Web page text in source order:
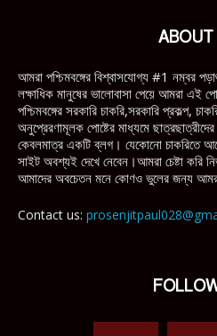
আমরা পশ্চিমবঙ্গের বিশ্বাসযোগ্য #1 নম্বর
লক্ষাধিক মানুষের ভালোবাসা পেয়ে আমরা এই
পশ্চিমবঙ্গের সরকারি চাকরি,সরকারি প্রকল্প,
অনুপ্রেরণামূলক পোষ্টের মাধ্যমে
কেবলমাত্র একটি ব্লগ। যেকোনো চাকরিতে
সাইট অবশ্যই দেখে নেবেন।আমরা চেষ্টা করি
আমাদের অবচেতন মনে কোণও ভুলের জন্য
Contact us: